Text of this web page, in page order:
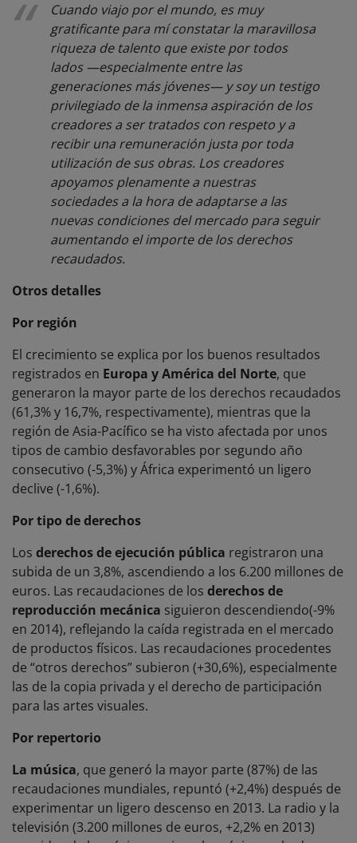
Cuando viajo por el mundo, es muy
gratificante para mí constatar la maravillosa
riqueza de talento que existe por todos
lados —especialmente entre las
generaciones más jóvenes— y soy un testigo
privilegiado de la inmensa aspiración de los
creadores a ser tratados con respeto y a
recibir una remuneración justa por toda
utilización de sus obras. Los creadores
apoyamos plenamente a nuestras
sociedades a la hora de adaptarse a las
nuevas condiciones del mercado para seguir
aumentando el importe de los derechos
recaudados.
Otros detalles
Por región
El crecimiento se explica por los buenos resultados
registrados en Europa y América del Norte, que
generaron la mayor parte de los derechos recaudados
(61,3% y 16,7%, respectivamente), mientras que la
región de Asia-Pacífico se ha visto afectada por unos
tipos de cambio desfavorables por segundo año
consecutivo (-5,3%) y África experimentó un ligero
declive (-1,6%).
Por tipo de derechos
Los derechos de ejecución pública registraron una
subida de un 3,8%, ascendiendo a los 6.200 millones de
euros. Las recaudaciones de los derechos de
reproducción mecánica siguieron descendiendo(-9%
en 2014), reflejando la caída registrada en el mercado
de productos físicos. Las recaudaciones procedentes
de “otros derechos” subieron (+30,6%), especialmente
las de la copia privada y el derecho de participación
para las artes visuales.
Por repertorio
La música, que generó la mayor parte (87%) de las
recaudaciones mundiales, repuntó (+2,4%) después de
experimentar un ligero descenso en 2013. La radio y la
televisión (3.200 millones de euros, +2,2% en 2013)